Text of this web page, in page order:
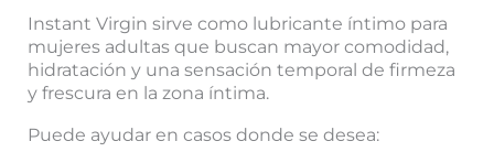
Instant Virgin sirve como lubricante íntimo para
mujeres adultas que buscan mayor comodidad,
hidratación y una sensación temporal de firmeza
y frescura en la zona íntima.
Puede ayudar en casos donde se desea: